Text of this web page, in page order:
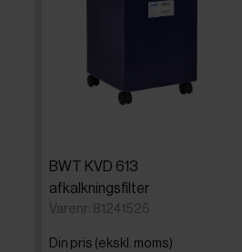
BWT KVD 613
afkalkningsfilter
Varenr: 81241525
Din pris (ekskl. moms)